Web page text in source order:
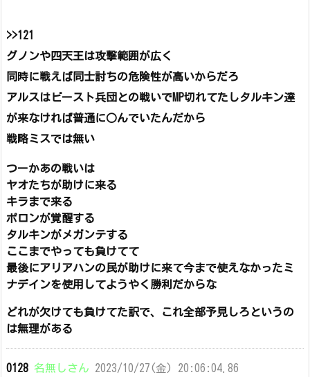
>>121
グノンや四天王は攻撃範囲が広く
同時に戦えば同士討ちの危険性が高いからだろ
アルスはビースト兵団との戦いでMP切れてたしタルキン達
が来なければ普通に○んでいたんだから
戦略ミスでは無い
つーかあの戦いは
ヤオたちが助けに来る
キラまで来る
ポロンが覚醒する
タルキンがメガンテする
ここまでやっても負けてて
最後にアリアハンの民が助けに来て今まで使えなかったミ
ナデインを使用してようやく勝利だからな
どれが欠けても負けてた訳で、これ全部予見しろというの
は無理がある
0128 名無しさん 2023/10/27(金) 20:06:04.86